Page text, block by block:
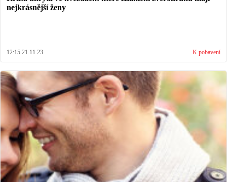
nejkrásnější ženy
12:15 21.11.23 K pobavení